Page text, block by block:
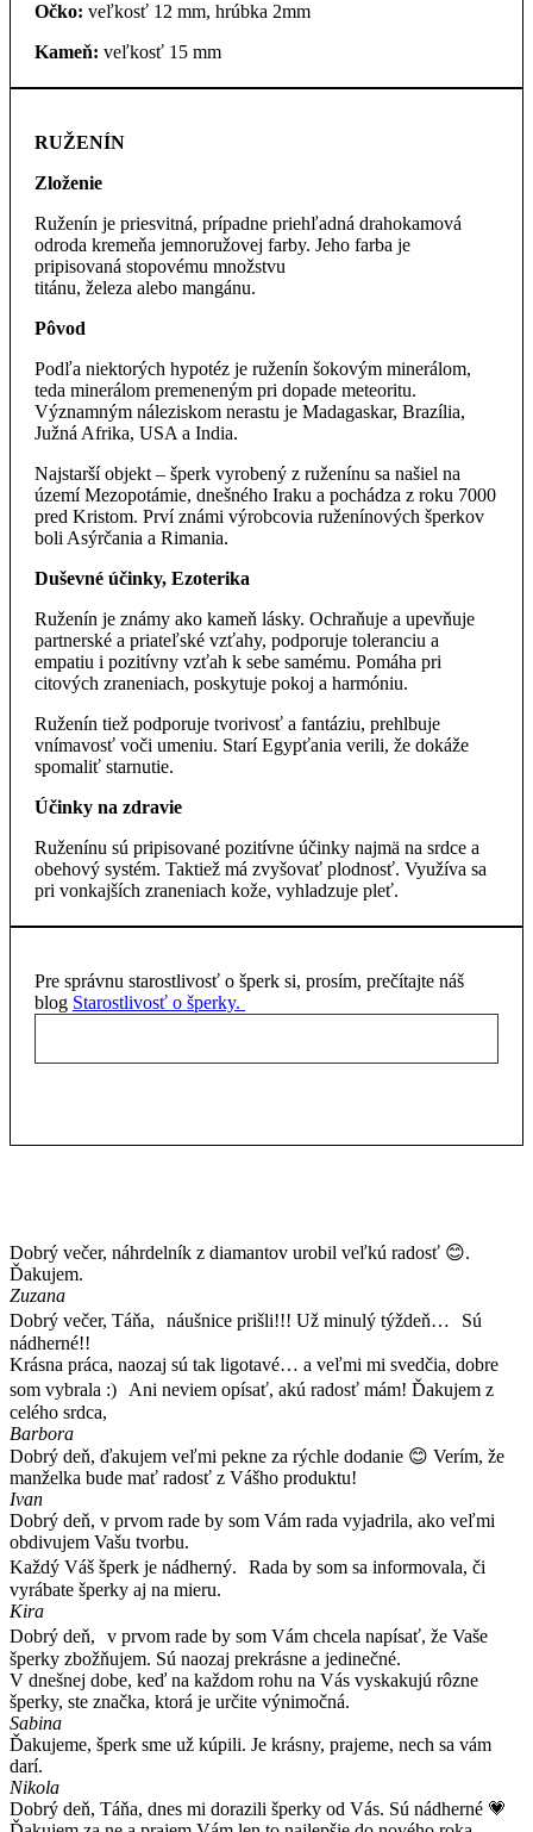
Očko: veľkosť 12 mm, hrúbka 2mm
Kameň: veľkosť 15 mm
RUŽENÍN
Zloženie
Ruženín je priesvitná, prípadne priehľadná drahokamová
odroda kremeňa jemnoružovej farby. Jeho farba je
pripisovaná stopovému množstvu
titánu, železa alebo mangánu.
Pôvod
Podľa niektorých hypotéz je ruženín šokovým minerálom,
teda minerálom premeneným pri dopade meteoritu.
Významným náleziskom nerastu je Madagaskar, Brazília,
Južná Afrika, USA a India.
Najstarší objekt – šperk vyrobený z ruženínu sa našiel na
území Mezopotámie, dnešného Iraku a pochádza z roku 7000
pred Kristom. Prví známi výrobcovia ruženínových šperkov
boli Asýrčania a Rimania.
Duševné účinky, Ezoterika
Ruženín je známy ako kameň lásky. Ochraňuje a upevňuje
partnerské a priateľské vzťahy, podporuje toleranciu a
empatiu i pozitívny vzťah k sebe samému. Pomáha pri
citových zraneniach, poskytuje pokoj a harmóniu.
Ruženín tiež podporuje tvorivosť a fantáziu, prehlbuje
vnímavosť voči umeniu. Starí Egypťania verili, že dokáže
spomaliť starnutie.
Účinky na zdravie
Ruženínu sú pripisované pozitívne účinky najmä na srdce a
obehový systém. Taktiež má zvyšovať plodnosť. Využíva sa
pri vonkajších zraneniach kože, vyhladzuje pleť.
Pre správnu starostlivosť o šperk si, prosím, prečítajte náš
blog Starostlivosť o šperky.
Dobrý večer, náhrdelník z diamantov urobil veľkú radosť 😊.
Ďakujem.
Zuzana
Dobrý večer, Táňa, náušnice prišli!!! Už minulý týždeň… Sú
nádherné!!
Krásna práca, naozaj sú tak ligotavé… a veľmi mi svedčia, dobre
som vybrala :) Ani neviem opísať, akú radosť mám! Ďakujem z
celého srdca,
Barbora
Dobrý deň, ďakujem veľmi pekne za rýchle dodanie 😊 Verím, že
manželka bude mať radosť z Vášho produktu!
Ivan
Dobrý deň, v prvom rade by som Vám rada vyjadrila, ako veľmi
obdivujem Vašu tvorbu.
Každý Váš šperk je nádherný. Rada by som sa informovala, či
vyrábate šperky aj na mieru.
Kira
Dobrý deň, v prvom rade by som Vám chcela napísať, že Vaše
šperky zbožňujem. Sú naozaj prekrásne a jedinečné.
V dnešnej dobe, keď na každom rohu na Vás vyskakujú rôzne
šperky, ste značka, ktorá je určite výnimočná.
Sabina
Ďakujeme, šperk sme už kúpili. Je krásny, prajeme, nech sa vám
darí.
Nikola
Dobrý deň, Táňa, dnes mi dorazili šperky od Vás. Sú nádherné 💗